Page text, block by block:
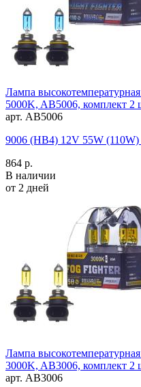
Лампа
5000K, AB5006, комплект 2
арт. AB5006
9006 (HB4) 12V 55W
864 р.
В наличии
от 2 дней
Лампа
3000K, AB3006, комплект 2
арт. AB3006